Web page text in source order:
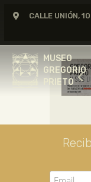
CALLE UNIÓN,
MUSEO
GREGORIO
PRIETO